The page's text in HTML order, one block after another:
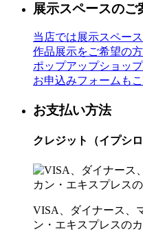
展示スペースのご
当店では展示スペー
作品展示をご希望の
ポップアップショッ
お申込みフォームも
お支払い方法
クレジット（イプシロ
VISA、ダイナース、
ン・エキスプレスの